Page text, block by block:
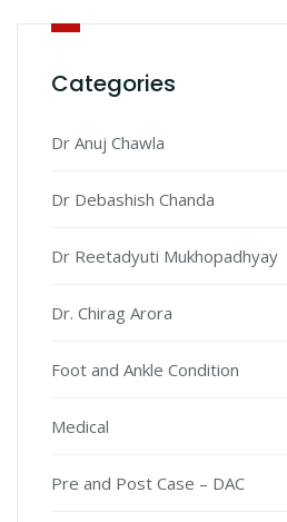
Categories
Dr Anuj Chawla
Dr Debashish Chanda
Dr Reetadyuti Mukhopadhyay
Dr. Chirag Arora
Foot and Ankle Condition
Medical
Pre and Post Case – DAC